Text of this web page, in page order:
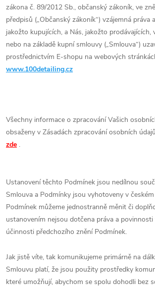
zákona č. 89/2012 Sb., občanský zákoník, ve
předpisů („Občanský zákoník“) vzájemná práva
jakožto kupujících, a Nás, jakožto prodávajících,
nebo na základě kupní smlouvy („Smlouva“)
prostřednictvím E-shopu na webových
www.100detailing.cz
Všechny informace o zpracování Vašich
obsaženy v Zásadách zpracování osobních
zde .
Ustanovení těchto Podmínek jsou nedílnou
Smlouva a Podmínky jsou vyhotoveny v
Podmínek můžeme jednostranně měnit či
ustanovením nejsou dotčena práva a
účinnosti předchozího znění Podmínek.
Jak jistě víte, tak komunikujeme primárně na
Smlouvu platí, že jsou použity prostředky
které umožňují, abychom se spolu dohodli bez